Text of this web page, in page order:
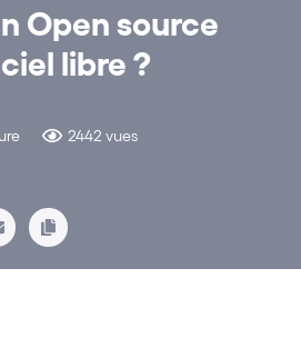
Open source
libre ?
2442 vues